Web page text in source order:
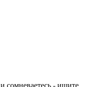
сомневаетесь - ищите